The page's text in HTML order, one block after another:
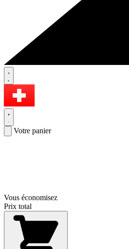
Votre panier
Vous économisez
Prix total